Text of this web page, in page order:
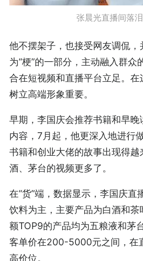
张晨光直播间落泪
他不摆架子，也接受网友调侃，
为“梗”的一部分，主动融入群众
合在短视频和直播平台立足。在
树立高端形象重要。
早期，李国庆会推荐书籍和早晚
内容，7月起，他更深入地进行
书籍和创业大佬的故事出现得越
酒、茅台的视频更多了。
在“货”端，数据显示，李国庆直
饮料为主，主要产品为白酒和
额TOP9的产品均为五粮液和茅
客单价在200-5000元之间，在
高价位。